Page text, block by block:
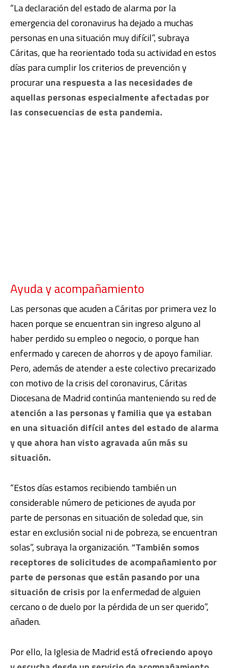
“La declaración del estado de alarma por la
emergencia del coronavirus ha dejado a muchas
personas en una situación muy difícil”, subraya
Cáritas, que ha reorientado toda su actividad en estos
días para cumplir los criterios de prevención y
procuraruna respuesta a las necesidades de
aquellas personas especialmente afectadas por
las consecuencias de esta pandemia.
Ayuda y acompañamiento
Las personas que acuden a Cáritas por primera vez lo
hacen porque se encuentran sin ingreso alguno al
haber perdido su empleo o negocio, o porque han
enfermado y carecen de ahorros y de apoyo familiar.
Pero, además de atender a este colectivo precarizado
con motivo de la crisis del coronavirus, Cáritas
Diocesana de Madrid continúa manteniendo su red de
atención a las personas y familia que ya estaban
en una situación difícil antes del estado de alarma
y que ahora han visto agravada aún más su
situación.
“Estos días estamos recibiendo también un
considerable número de peticiones de ayuda por
parte de personas en situación de soledad que, sin
estar en exclusión social ni de pobreza, se encuentran
solas”, subraya la organización.“También somos
receptores de solicitudes de acompañamiento por
parte de personas que están pasando por una
situación de crisis por la enfermedad de alguien
cercano o de duelo por la pérdida de un ser querido”,
añaden.
Por ello, la Iglesia de Madrid estáofreciendo apoyo